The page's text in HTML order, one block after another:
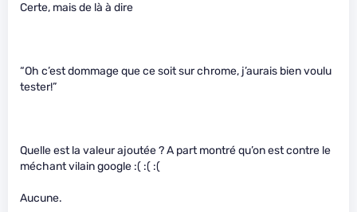
Certe, mais de là à dire
“Oh c’est dommage que ce soit sur chrome, j’aurais bien voulu
tester!”
Quelle est la valeur ajoutée ? A part montré qu’on est contre le
méchant vilain google :( :( :(
Aucune.